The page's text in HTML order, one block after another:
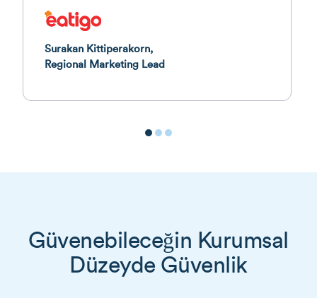
Surakan Kittiperakorn,
Regional Marketing Lead
1 2 3
Güvenebileceğin Kurumsal
Düzeyde Güvenlik